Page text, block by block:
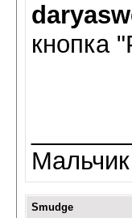
кнопка
Smudge